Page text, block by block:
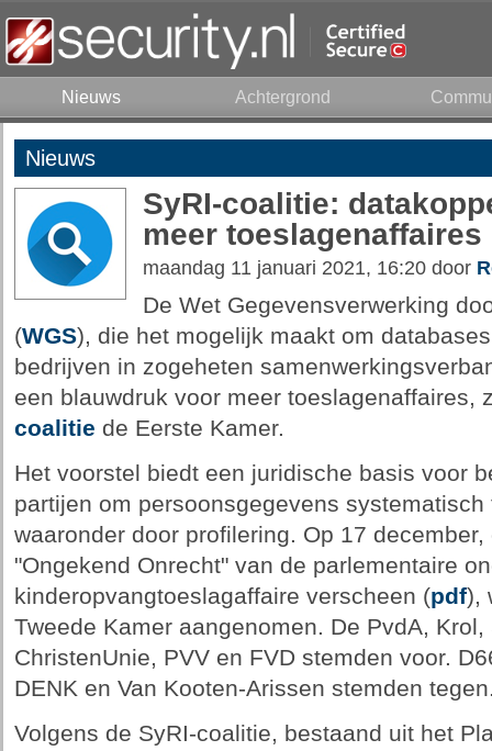
Nieuws Achtergrond
Nieuws
SyRI-coalitie:
meer toeslagenaffaires
maandag 11 januari 2021, 16:20 door
De Wet Gegevensverwerking
(WGS), die het mogelijk maakt om
bedrijven in zogeheten
een blauwdruk voor meer toeslagenaffaires,
coalitie de Eerste Kamer.
Het voorstel biedt een juridische basis voor
partijen om persoonsgegevens
waaronder door profilering. Op 17
"Ongekend Onrecht" van de parlementaire
kinderopvangtoeslagaffaire verscheen (pdf),
Tweede Kamer aangenomen. De PvdA, Krol,
ChristenUnie, PVV en FVD stemden voor.
DENK en Van Kooten-Arissen stemden
Volgens de SyRI-coalitie, bestaand uit het